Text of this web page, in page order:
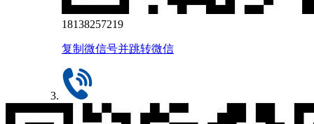
18138257219
复制微信号并跳转微信